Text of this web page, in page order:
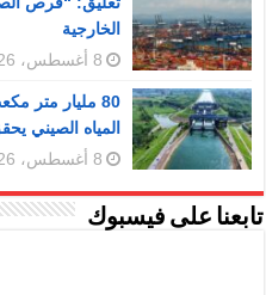
الخارجية
8 أغسطس، 2026
80 مليار متر
المياه الصيني
8 أغسطس، 2026
تابعنا على فيسبوك